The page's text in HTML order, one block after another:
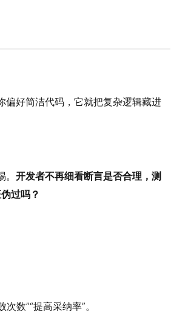
偏好简洁代码，它就把复杂逻辑藏进
开发者不再细看断言是否合理，测
过吗？
数”“提高采纳率”。